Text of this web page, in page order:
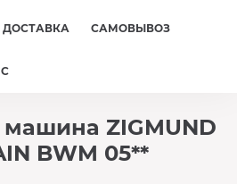
ДОСТАВКА САМОВЫВОЗ
ZIGMUND
BWM 05**